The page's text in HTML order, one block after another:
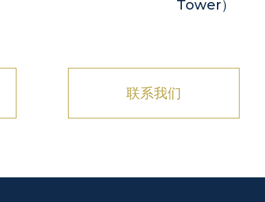
Tower）
联系我们